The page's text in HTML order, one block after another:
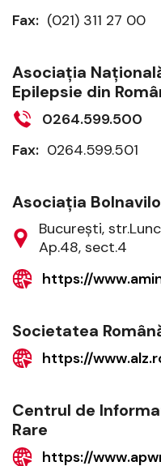
Fax: (021) 311 27 00
Asociaţia
Epilepsie din
0264.599.500
Fax: 0264.599.501
Asociaţia
Bucureşti,
Ap.48, sect.4
https://
Societatea
https://
Centrul de
Rare
https://